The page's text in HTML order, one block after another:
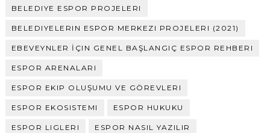
BELEDIYE ESPOR PROJELERI
BELEDIYELERIN ESPOR MERKEZI PROJELERI (2021)
EBEVEYNLER İÇIN GENEL BAŞLANGIÇ ESPOR REHBERI
ESPOR ARENALARI
ESPOR EKIP OLUŞUMU VE GÖREVLERI
ESPOR EKOSISTEMI ESPOR HUKUKU
ESPOR LIGLERI ESPOR NASIL YAZILIR